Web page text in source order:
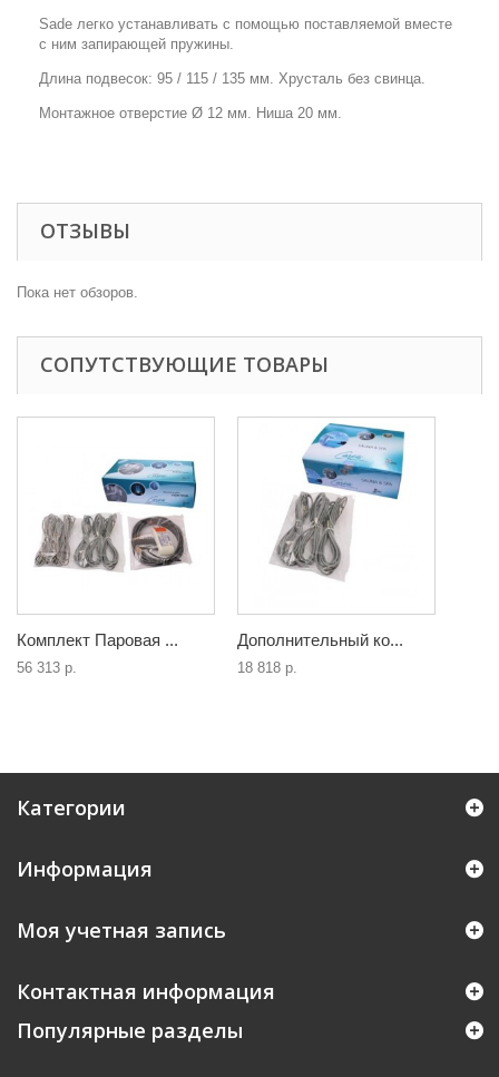
Sade легко устанавливать с помощью поставляемой вместе
с ним запирающей пружины.
Длина подвесок: 95 / 115 / 135 мм. Хрусталь без свинца.
Монтажное отверстие Ø 12 мм. Ниша 20 мм.
ОТЗЫВЫ
Пока нет обзоров.
СОПУТСТВУЮЩИЕ ТОВАРЫ
Комплект Паровая ...
56 313 р.
Дополнительный ко...
18 818 р.
Категории
Информация
Моя учетная запись
Контактная информация
Популярные разделы